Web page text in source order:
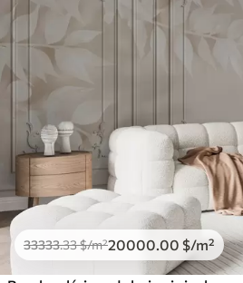
33333.33$/m²20000 .00 $/m²